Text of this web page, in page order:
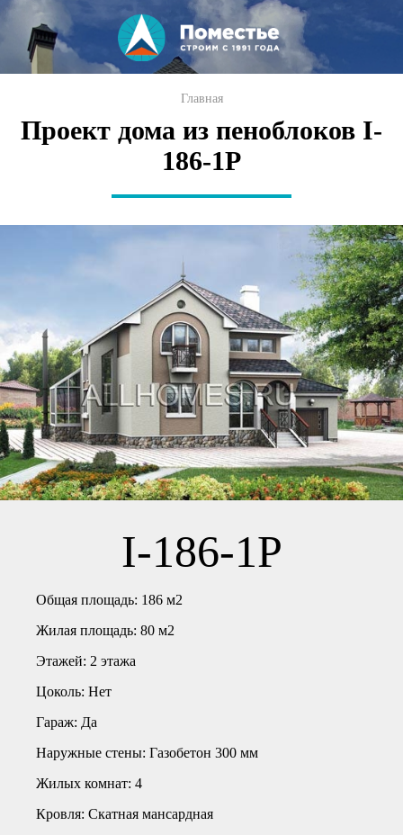
Перейти к
основному
содержанию
Главная
Проект дома из пеноблоков I-
186-1P
I-186-1P
Общая площадь: 186 м2
Жилая площадь: 80 м2
Этажей: 2 этажа
Цоколь: Нет
Гараж: Да
Наружные стены: Газобетон 300 мм
Жилых комнат: 4
Кровля: Cкатная мансардная